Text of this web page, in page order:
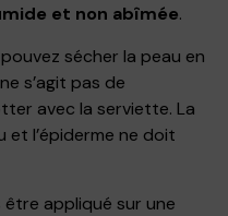
et non abîmée.
sécher la peau en
s’agit pas de
avec la serviette. La
l’épiderme ne doit
être appliqué sur une